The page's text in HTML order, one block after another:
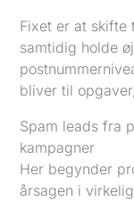
Fixet er at
samtidig holde
bliver til
Spam leads fra
kampagner
Her begynder
årsagen i